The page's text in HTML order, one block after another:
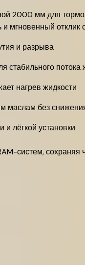
мм для
мгновенный отклик
и разрыва
стабильного потока
нагрев жидкости
маслам без
и лёгкой установки
систем, сохраняя